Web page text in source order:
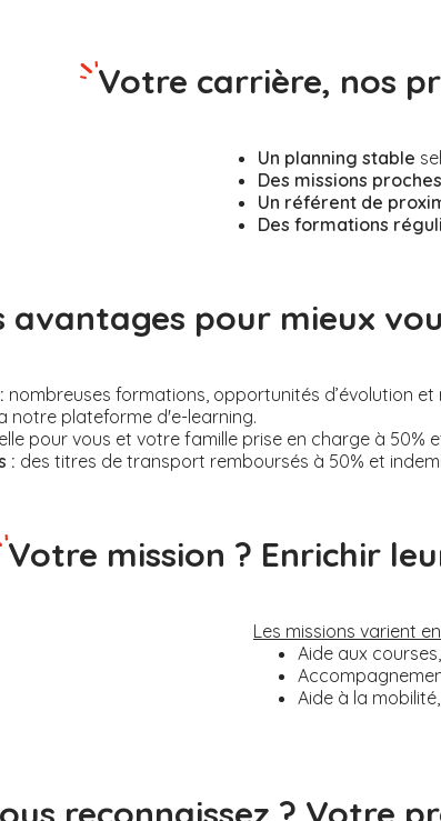
Votre carrière, nos
Un planning stable
Des missions proches
Un référent de
Des formations
avantages pour mieux
nombreuses formations, opportunités d’évolution
notre plateforme d'e-learning.
pour vous et votre famille prise en charge à
: des titres de transport remboursés à 50% et
Votre mission ? Enrichir
Les missions varient
Aide aux
Aide à la